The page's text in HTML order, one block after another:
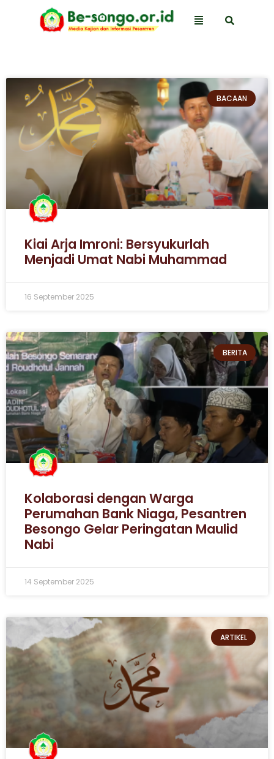
BACAAN
Kiai Arja Imroni: Bersyukurlah
Menjadi Umat Nabi Muhammad
16 September 2025
BERITA
Kolaborasi dengan Warga
Perumahan Bank Niaga, Pesantren
Besongo Gelar Peringatan Maulid
Nabi
14 September 2025
ARTIKEL